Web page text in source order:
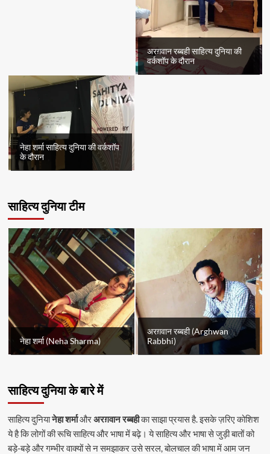
अरग़वान रब्बही साहित्य दुनिया की
वर्कशॉप के दौरान
नेहा शर्मा साहित्य दुनिया की वर्कशॉप
के दौरान
साहित्य दुनिया टीम
नेहा शर्मा (Neha Sharma)
अरग़वान रब्बही (Arghwan
Rabbhi)
साहित्य दुनिया के बारे में
साहित्य दुनियानेहा शर्माऔरअरग़वान रब्बहीका साझा प्रयास है. इसके ज़रिए कोशिश
ये है कि लोगों की रूचि साहित्य और भाषा में बढ़े। ये साहित्य और भाषा से जुड़ी बातों को
बड़े-बड़े और गम्भीर वाक्यों से न समझाकर उसे सरल, बोलचाल की भाषा में आम जन